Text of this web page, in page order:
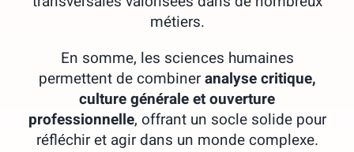
métiers.
En somme, les sciences humaines
permettent de combineranalyse critique,
culture générale et ouverture
professionnelle, offrant un socle solide pour
réfléchir et agir dans un monde complexe.